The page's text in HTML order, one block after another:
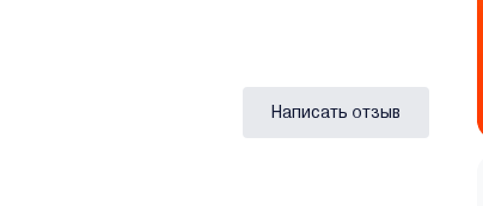
Написать отзыв